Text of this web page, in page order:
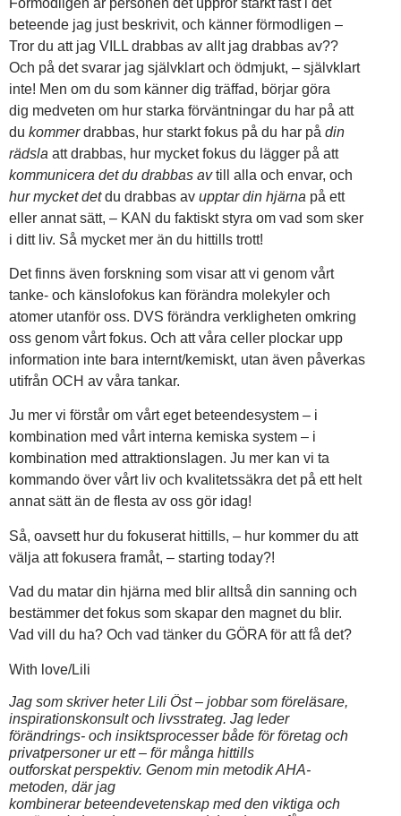
beteende jag just beskrivit, och känner förmodligen –
Tror du att jag VILL drabbas av allt jag drabbas av??
Och på det svarar jag självklart och ödmjukt, – självklart
inte! Men om du som känner dig träffad, börjar göra
dig medveten om hur starka förväntningar du har på att
du kommerdrabbas, hur starkt fokus på du har på din
rädsla att drabbas, hur mycket fokus du lägger på att
kommunicera det du drabbas avtill alla och envar, och
hur mycket detdu drabbas av upptar din hjärna på ett
eller annat sätt, – KAN du faktiskt styra om vad som sker
i ditt liv. Så mycket mer än du hittills trott!
Det finns även forskning som visar att vi genom vårt
tanke- och känslofokus kan förändra molekyler och
atomer utanför oss. DVS förändra verkligheten omkring
oss genom vårt fokus. Och att våra celler plockar upp
information inte bara internt/kemiskt, utan även påverkas
utifrån OCH av våra tankar.
Ju mer vi förstår om vårt eget beteendesystem – i
kombination med vårt interna kemiska system – i
kombination med attraktionslagen. Ju mer kan vi ta
kommando över vårt liv och kvalitetssäkra det på ett helt
annat sätt än de flesta av oss gör idag!
Så, oavsett hur du fokuserat hittills, – hur kommer du att
välja att fokusera framåt, – starting today?!
Vad du matar din hjärna med blir alltså din sanning och
bestämmer det fokus som skapar den magnet du blir.
Vad vill du ha? Och vad tänker du GÖRA för att få det?
With love/Lili
Jag som skriver heter Lili Öst – jobbar som föreläsare,
inspirationskonsult och livsstrateg. Jag leder
förändrings- och insiktsprocesser både för företag och
privatpersoner ur ett – för många hittills
outforskat perspektiv. Genom min metodik AHA-
metoden, där jag
kombinerar beteendevetenskap med den viktiga och